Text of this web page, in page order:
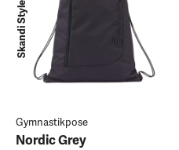
Skandi Style
Gymnastikpose
Nordic Grey